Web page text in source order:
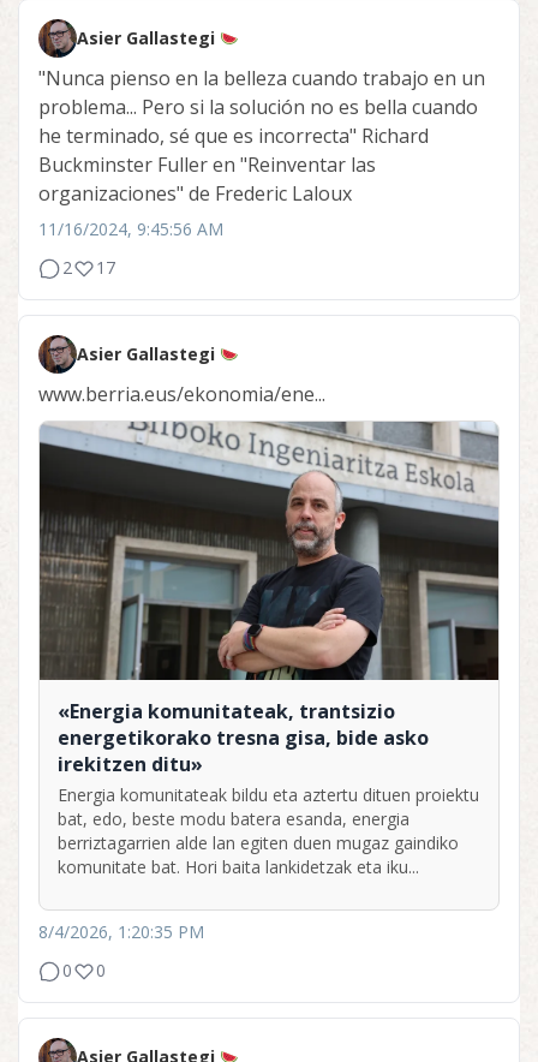
Asier Gallastegi
"Nunca pienso en la belleza cuando trabajo en un
problema... Pero si la solución no es bella cuando
he terminado, sé que es incorrecta" Richard
Buckminster Fuller en "Reinventar las
organizaciones" de Frederic Laloux
11/16/2024, 9:45:56 AM
2
17
Asier Gallastegi
www.berria.eus/ekonomia/ene...
«Energia komunitateak, trantsizio
energetikorako tresna gisa, bide asko
irekitzen ditu»
Energia komunitateak bildu eta aztertu dituen proiektu
bat, edo, beste modu batera esanda, energia
berriztagarrien alde lan egiten duen mugaz gaindiko
komunitate bat. Hori baita lankidetzak eta iku...
8/4/2026, 1:20:35 PM
0
0
Asier Gallastegi